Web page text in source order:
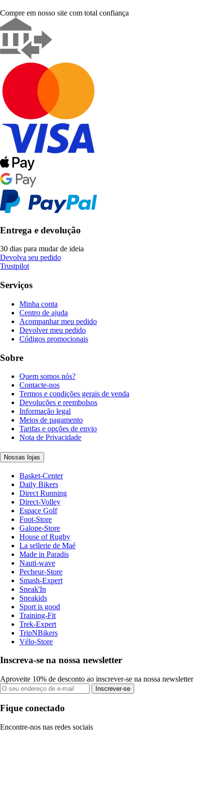
Compre em nosso site com total confiança
Entrega e devolução
30 dias para mudar de ideia
Devolva seu pedido
Trustpilot
Serviços
Minha conta
Centro de ajuda
Acompanhar meu pedido
Devolver meu pedido
Códigos promocionais
Sobre
Quem somos nós?
Contacte-nos
Termos e condições gerais de venda
Devoluções e reembolsos
Informação legal
Meios de pagamento
Tarifas e opções de envio
Nota de Privacidade
Nossas lojas
Basket-Center
Daily Bikers
Direct Running
Direct-Volley
Espace Golf
Foot-Store
Galope-Store
House of Rugby
La sellerie de Maé
Made in Paradis
Nauti-wave
Pecheur-Store
Smash-Expert
Sneak'In
Sneakids
Sport is good
Training-Fit
Trek-Expert
TripNBikers
Vélo-Store
Inscreva-se na nossa newsletter
Aproveite 10% de desconto ao inscrever-se na nossa newsletter
Inscrever-se
Fique conectado
Encontre-nos nas redes sociais